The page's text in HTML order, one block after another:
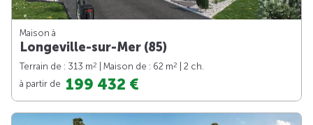
Maison à
Longeville-sur-Mer (85)
Terrain de : 313 m2 | Maison de : 62 m2
| 2 ch.
à partir de 199 432 €